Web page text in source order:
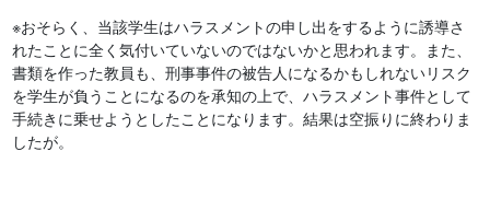
※おそらく、当該学生はハラスメントの申し出をするように誘導さ
れたことに全く気付いていないのではないかと思われます。また、
書類を作った教員も、刑事事件の被告人になるかもしれないリスク
を学生が負うことになるのを承知の上で、ハラスメント事件として
手続きに乗せようとしたことになります。結果は空振りに終わりま
したが。